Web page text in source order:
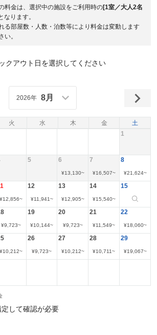
料金は、選択中の施設をご利用時の[1室／大人2名
なります。
る部屋数・人数・泊数等により料金は変動します
い。
クアウト日を選択してください
火 水 木 金 土
2026年 8月
1
5 6
¥13,130~
7
¥16,507~
8
¥21,624~
¥12,856~
12
¥11,941~
13
¥12,905~
14
¥15,540~
15
¥9,723~
19
¥10,144~
20
¥9,723~
21
¥11,549~
22
¥18,060~
¥10,212~
26
¥9,723~
27
¥10,212~
28
¥10,711~
29
¥19,067~
定して確認が必要